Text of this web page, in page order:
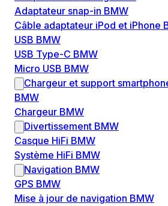
Adaptateur snap-in BMW
Câble adaptateur iPod et iPhone
USB BMW
USB Type-C BMW
Micro USB BMW
Chargeur et support
BMW
Chargeur BMW
Divertissement BMW
Casque HiFi BMW
Système HiFi BMW
Navigation BMW
GPS BMW
Mise à jour de navigation BMW